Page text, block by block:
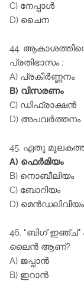
C) നേപ്പാൾ
D) ചൈന
44.
പ്രതിഭാസം :
A) പ്രകീർണ്ണനം
B) വിസരണം
C) ഡിഫ്രാക്ഷൻ
D) അപവർത്തനം
45. ഏതു
A) ഫെർമിയം
B) നൊബീലിയം
C) ബോറിയം
D) മെൻഡലിവിയം
46. “ബിഗ്‌
ലൈൻ ആണ്‌?
A) ജപ്പാൻ
B) ഇറാൻ